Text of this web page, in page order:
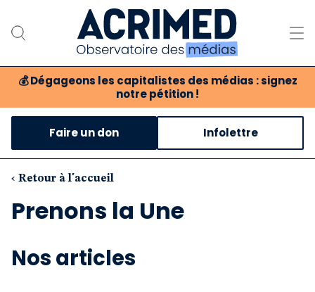
💰 Dégageons les capitalistes des médias : signez
notre pétition !
Notre association
Notre critique des médias
Nos propositions
Notre revue
Boutique
Faire un don Infolettre
‹ Retour à l'accueil
Prenons la Une
Nos articles